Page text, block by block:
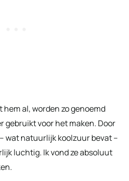
hem al, worden zo genoemd
gebruikt voor het maken. Door
wat natuurlijk koolzuur bevat –
luchtig. Ik vond ze absoluut